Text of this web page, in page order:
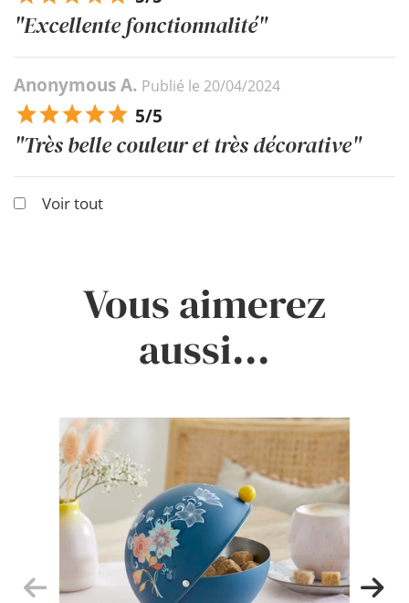
"Excellente fonctionnalité"
Anonymous A. Publié le 20/04/2024
5/5
"Très belle couleur et très décorative"
Voir tout
Vous aimerez
aussi...